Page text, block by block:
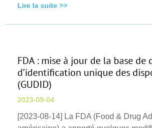
Lire la suite >>
FDA : mise à jour de la base de
d’identification unique des
(GUDID)
2023-09-04
[2023-08-14] La FDA (Food & Drug